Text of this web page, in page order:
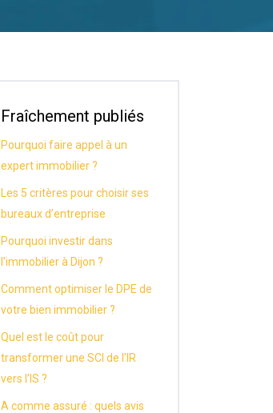
Fraîchement publiés
Pourquoi faire appel à un
expert immobilier ?
Les 5 critères pour choisir ses
bureaux d’entreprise
Pourquoi investir dans
l’immobilier à Dijon ?
Comment optimiser le DPE de
votre bien immobilier ?
Quel est le coût pour
transformer une SCI de l’IR
vers l’IS ?
A comme assuré : quels avis